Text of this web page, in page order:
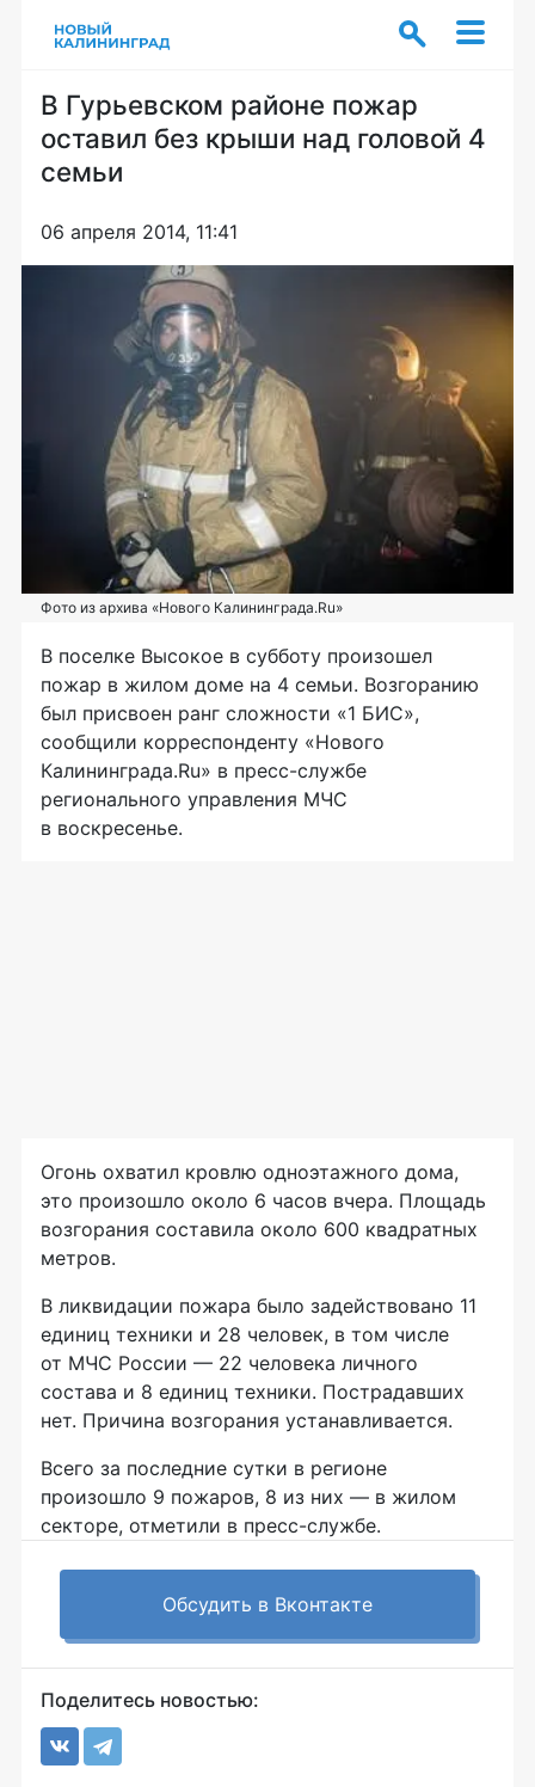
В Гурьевском районе пожар
оставил без крыши над головой 4
семьи
06 апреля 2014, 11:41
Фото из архива «Нового Калининграда.Ru»
В поселке Высокое в субботу произошел
пожар в жилом доме на 4 семьи. Возгоранию
был присвоен ранг сложности «1 БИС»,
сообщили корреспонденту «Нового
Калининграда.Ru» в пресс-службе
регионального управления МЧС
в воскресенье.
Огонь охватил кровлю одноэтажного дома,
это произошло около 6 часов вчера. Площадь
возгорания составила около 600 квадратных
метров.
В ликвидации пожара было задействовано 11
единиц техники и 28 человек, в том числе
от МЧС России — 22 человека личного
состава и 8 единиц техники. Пострадавших
нет. Причина возгорания устанавливается.
Всего за последние сутки в регионе
произошло 9 пожаров, 8 из них — в жилом
секторе, отметили в пресс-службе.
Обсудить в Вконтакте
Поделитесь новостью: